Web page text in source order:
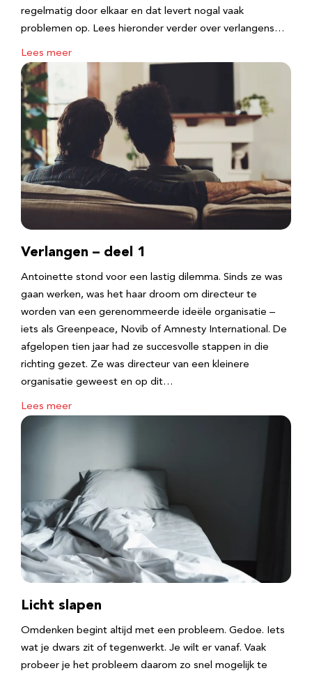
regelmatig door elkaar en dat levert nogal vaak
problemen op. Lees hieronder verder over verlangens…
Lees meer
Verlangen – deel 1
Antoinette stond voor een lastig dilemma. Sinds ze was
gaan werken, was het haar droom om directeur te
worden van een gerenommeerde ideële organisatie –
iets als Greenpeace, Novib of Amnesty International. De
afgelopen tien jaar had ze succesvolle stappen in die
richting gezet. Ze was directeur van een kleinere
organisatie geweest en op dit…
Lees meer
Licht slapen
Omdenken begint altijd met een probleem. Gedoe. Iets
wat je dwars zit of tegenwerkt. Je wilt er vanaf. Vaak
probeer je het probleem daarom zo snel mogelijk te